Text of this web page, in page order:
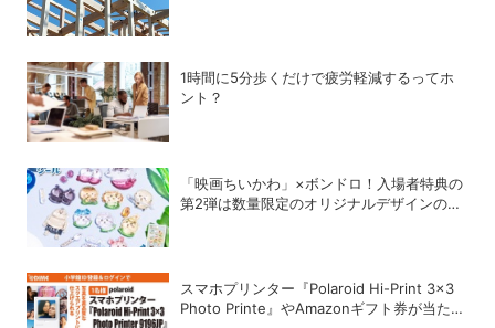
1時間に5分歩くだけで疲労軽減するってホ
ント？
「映画ちいかわ」×ボンドロ！入場者特典の
第2弾は数量限定のオリジナルデザインのボ
スマホプリンター『Polaroid Hi-Print 3×3
Photo Printe』やAmazonギフト券が当た